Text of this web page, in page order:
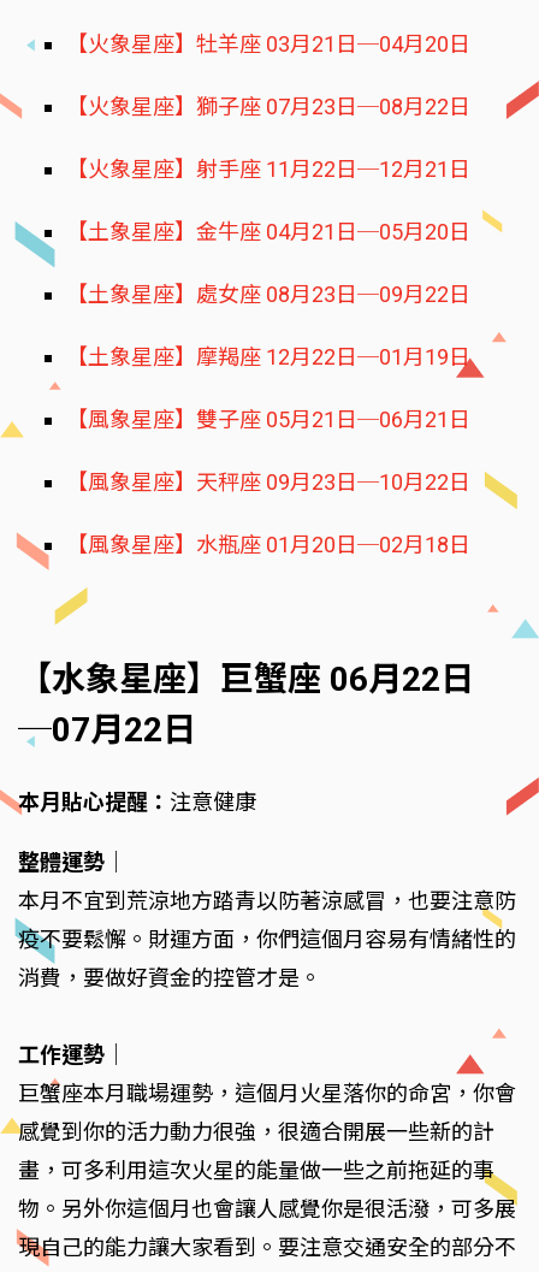
【火象星座】牡羊座 03月21日─04月20日
【火象星座】獅子座 07月23日─08月22日
【火象星座】射手座 11月22日─12月21日
【土象星座】金牛座 04月21日─05月20日
【土象星座】處女座 08月23日─09月22日
【土象星座】摩羯座 12月22日─01月19日
【風象星座】雙子座 05月21日─06月21日
【風象星座】天秤座 09月23日─10月22日
【風象星座】水瓶座 01月20日─02月18日
【水象星座】巨蟹座 06月22日
─07月22日
本月貼心提醒： 注意健康
整體運勢
本月不宜到荒涼地方踏青以防著涼感冒，也要注意防
疫不要鬆懈。財運方面，你們這個月容易有情緒性的
消費，要做好資金的控管才是。
工作運勢
巨蟹座本月職場運勢，這個月火星落你的命宮，你會
感覺到你的活力動力很強，很適合開展一些新的計
畫，可多利用這次火星的能量做一些之前拖延的事
物。另外你這個月也會讓人感覺你是很活潑，可多展
現自己的能力讓大家看到。要注意交通安全的部分不